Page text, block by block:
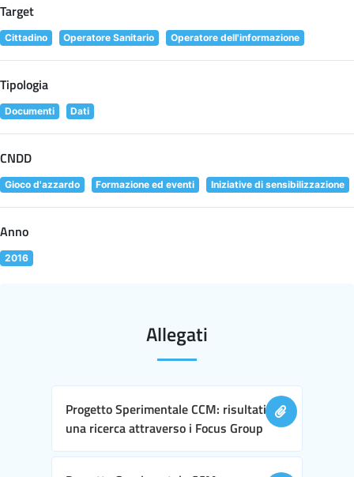
Target
Cittadino Operatore Sanitario Operatore dell'informazione
Tipologia
Documenti Dati
CNDD
Gioco d'azzardo Formazione ed eventi Iniziative di sensibilizzazione
Anno
2016
Allegati
Progetto Sperimentale CCM: risultati di
una ricerca attraverso i Focus Group